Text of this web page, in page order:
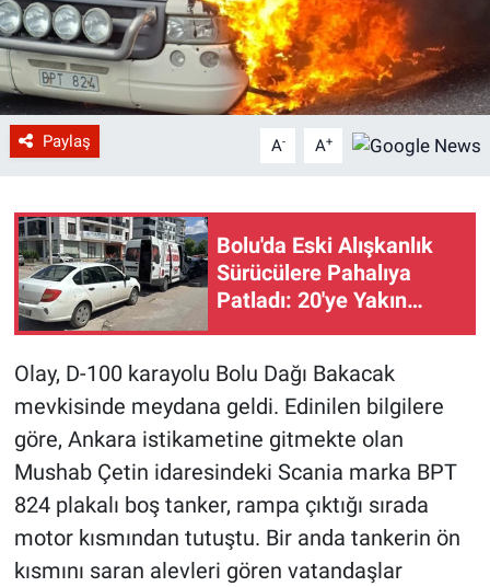
Paylaş A- A+
Bolu'da Eski Alışkanlık
Sürücülere Pahalıya
Patladı: 20'ye Yakın
Olay, D-100 karayolu Bolu Dağı Bakacak
mevkisinde meydana geldi. Edinilen bilgilere
göre, Ankara istikametine gitmekte olan
Mushab Çetin idaresindeki Scania marka BPT
824 plakalı boş tanker, rampa çıktığı sırada
motor kısmından tutuştu. Bir anda tankerin ön
kısmını saran alevleri gören vatandaşlar